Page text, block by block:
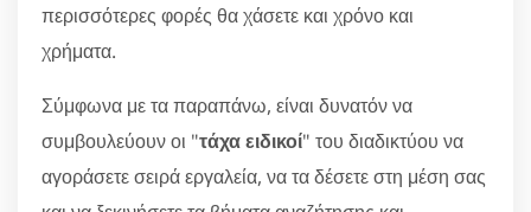
περισσότερες φορές θα χάσετε και χρόνο και
χρήματα.
Σύμφωνα με τα παραπάνω, είναι δυνατόν να
συμβουλεύουν οι "τάχα ειδικοί" του διαδικτύου να
αγοράσετε σειρά εργαλεία, να τα δέσετε στη μέση σας